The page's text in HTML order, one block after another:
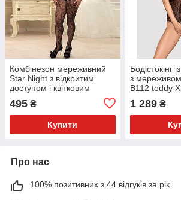
Комбінезон мереживний
Star Night з відкритим
доступом і квітковим
495 ₴
Купити
Бодістокінг
з
B112 teddy
1 289₴
Про нас
100% позитивних з 44 відгуків за рік